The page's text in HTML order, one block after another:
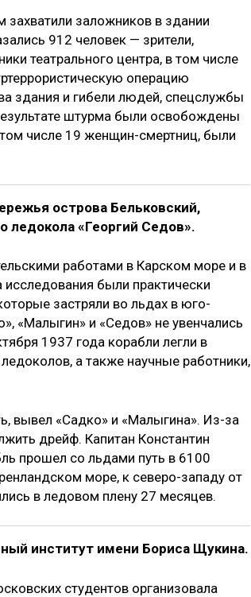
заложников в здании
912 человек — зрители,
театрального центра, в том числе
операцию
здания и гибели людей, спецслужбы
штурма были освобождены
числе 19 женщин-смертниц, были
острова Бельковский,
ледокола «Георгий Седов».
работами в Карском море и в
были практически
застряли во льдах в юго-
«Малыгин» и «Седов» не увенчались
1937 года корабли легли в
а также научные работники,
вывел «Садко» и «Малыгина». Из-за
дрейф. Капитан Константин
прошел со льдами путь в 6100
море, к северо-западу от
в ледовом плену 27 месяцев.
институт имени Бориса Щукина.
студентов организовала